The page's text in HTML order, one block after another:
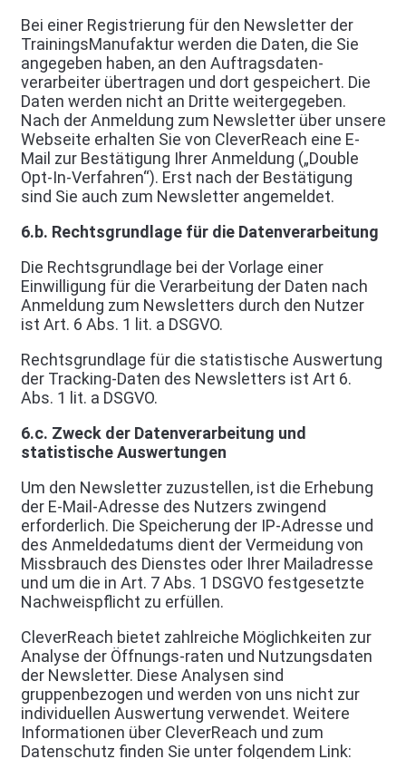
Bei einer Registrierung für den Newsletter der
TrainingsManufaktur werden die Daten, die Sie
angegeben haben, an den Auftragsdaten-
verarbeiter übertragen und dort gespeichert. Die
Daten werden nicht an Dritte weitergegeben.
Nach der Anmeldung zum Newsletter über unsere
Webseite erhalten Sie von CleverReach eine E-
Mail zur Bestätigung Ihrer Anmeldung („Double
Opt-In-Verfahren“). Erst nach der Bestätigung
sind Sie auch zum Newsletter angemeldet.
6.b. Rechtsgrundlage für die Datenverarbeitung
Die Rechtsgrundlage bei der Vorlage einer
Einwilligung für die Verarbeitung der Daten nach
Anmeldung zum Newsletters durch den Nutzer
ist Art. 6 Abs. 1 lit. a DSGVO.
Rechtsgrundlage für die statistische Auswertung
der Tracking-Daten des Newsletters ist Art 6.
Abs. 1 lit. a DSGVO.
6.c. Zweck der Datenverarbeitung und
statistische Auswertungen
Um den Newsletter zuzustellen, ist die Erhebung
der E-Mail-Adresse des Nutzers zwingend
erforderlich. Die Speicherung der IP-Adresse und
des Anmeldedatums dient der Vermeidung von
Missbrauch des Dienstes oder Ihrer Mailadresse
und um die in Art. 7 Abs. 1 DSGVO festgesetzte
Nachweispflicht zu erfüllen.
CleverReach bietet zahlreiche Möglichkeiten zur
Analyse der Öffnungs-raten und Nutzungsdaten
der Newsletter. Diese Analysen sind
gruppenbezogen und werden von uns nicht zur
individuellen Auswertung verwendet. Weitere
Informationen über CleverReach und zum
Datenschutz finden Sie unter folgendem Link: